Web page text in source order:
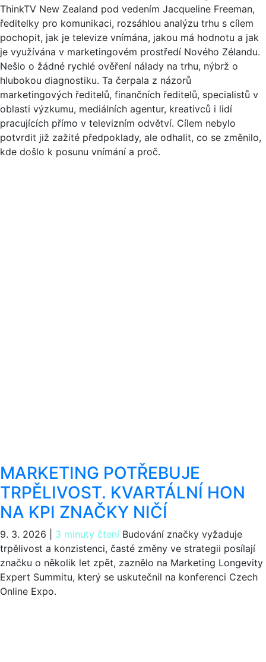
ThinkTV New Zealand pod vedením Jacqueline Freeman,
ředitelky pro komunikaci, rozsáhlou analýzu trhu s cílem
pochopit, jak je televize vnímána, jakou má hodnotu a jak
je využívána v marketingovém prostředí Nového Zélandu.
Nešlo o žádné rychlé ověření nálady na trhu, nýbrž o
hlubokou diagnostiku. Ta čerpala z názorů
marketingových ředitelů, finančních ředitelů, specialistů v
oblasti výzkumu, mediálních agentur, kreativců i lidí
pracujících přímo v televizním odvětví. Cílem nebylo
potvrdit již zažité předpoklady, ale odhalit, co se změnilo,
kde došlo k posunu vnímání a proč.
MARKETING POTŘEBUJE
TRPĚLIVOST. KVARTÁLNÍ HON
NA KPI ZNAČKY NIČÍ
9. 3. 2026 3 minuty čtení Budování značky vyžaduje
trpělivost a konzistenci, časté změny ve strategii posílají
značku o několik let zpět, zaznělo na Marketing Longevity
Expert Summitu, který se uskutečnil na konferenci Czech
Online Expo.